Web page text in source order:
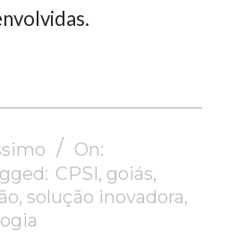
On:
CPSI, goiás,
, solução inovadora,